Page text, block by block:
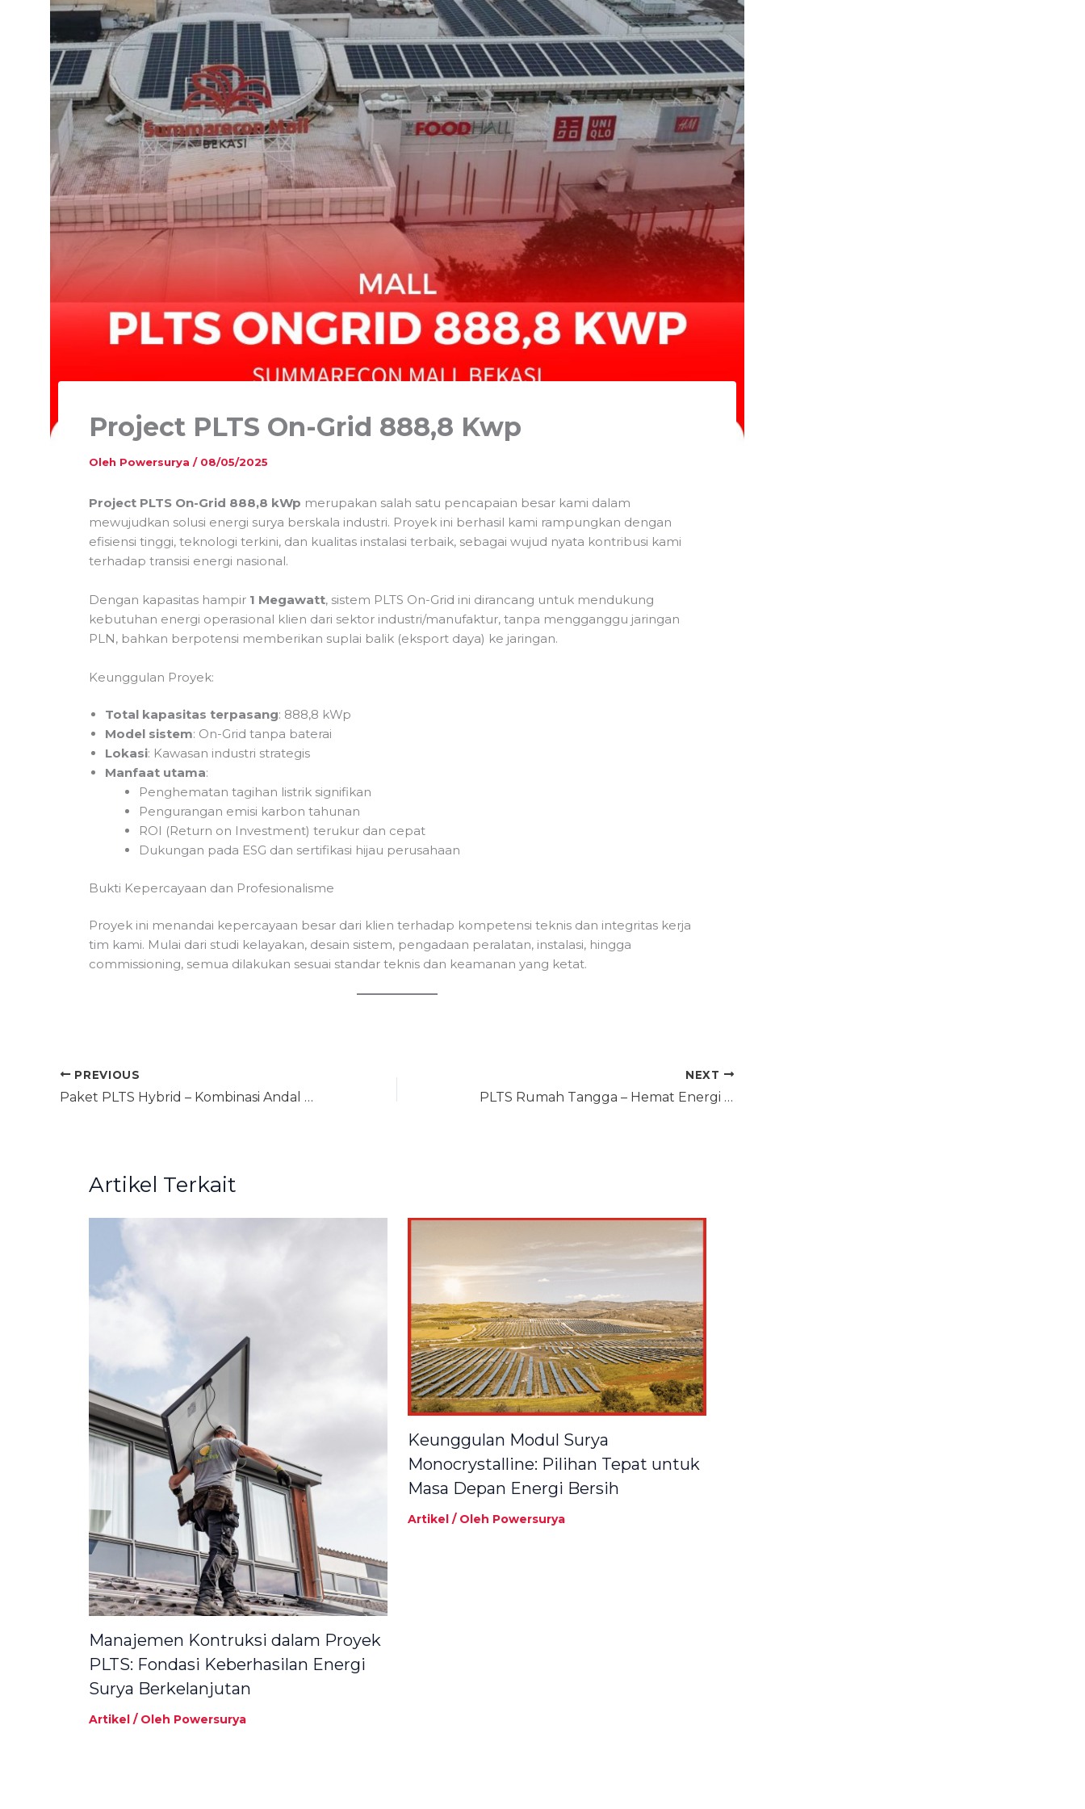
Project PLTS On-Grid 888,8 Kwp
Oleh Powersurya / 08/05/2025
Project PLTS On-Grid 888,8 kWp merupakan salah satu pencapaian besar kami dalam
mewujudkan solusi energi surya berskala industri. Proyek ini berhasil kami rampungkan dengan
efisiensi tinggi, teknologi terkini, dan kualitas instalasi terbaik, sebagai wujud nyata kontribusi kami
terhadap transisi energi nasional.
Dengan kapasitas hampir 1 Megawatt, sistem PLTS On-Grid ini dirancang untuk mendukung
kebutuhan energi operasional klien dari sektor industri/manufaktur, tanpa mengganggu jaringan
PLN, bahkan berpotensi memberikan suplai balik (eksport daya) ke jaringan.
Keunggulan Proyek:
Total kapasitas terpasang: 888,8 kWp
Model sistem: On-Grid tanpa baterai
Lokasi: Kawasan industri strategis
Manfaat utama:
Penghematan tagihan listrik signifikan
Pengurangan emisi karbon tahunan
ROI (Return on Investment) terukur dan cepat
Dukungan pada ESG dan sertifikasi hijau perusahaan
Bukti Kepercayaan dan Profesionalisme
Proyek ini menandai kepercayaan besar dari klien terhadap kompetensi teknis dan integritas kerja
tim kami. Mulai dari studi kelayakan, desain sistem, pengadaan peralatan, instalasi, hingga
commissioning, semua dilakukan sesuai standar teknis dan keamanan yang ketat.
PREVIOUS
Paket PLTS Hybrid – Kombinasi Andal PLN & Surya
NEXT
PLTS Rumah Tangga – Hemat Energi untuk Keluarga Modern
Artikel Terkait
Manajemen Kontruksi dalam Proyek
PLTS: Fondasi Keberhasilan Energi
Surya Berkelanjutan
Artikel/ Oleh Powersurya
Keunggulan Modul Surya
Monocrystalline: Pilihan Tepat untuk
Masa Depan Energi Bersih
Artikel/ Oleh Powersurya